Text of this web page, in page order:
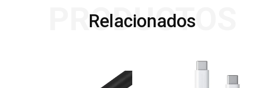
Relacionados
PRODUCTOS